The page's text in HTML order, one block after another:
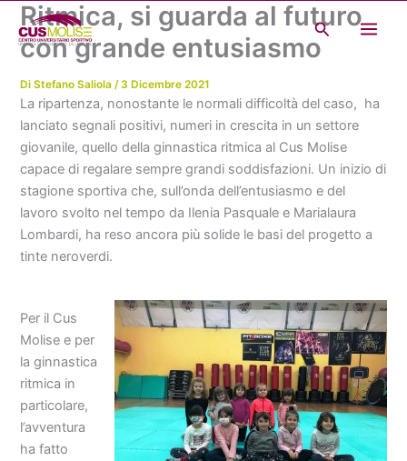
contenuto
Cerca
Ritmica, si guarda al futuro
con grande entusiasmo
DiStefano Saliola/3 Dicembre 2021
La ripartenza, nonostante le normali difficoltà del caso, ha
lanciato segnali positivi, numeri in crescita in un settore
giovanile, quello della ginnastica ritmica al Cus Molise
capace di regalare sempre grandi soddisfazioni. Un inizio di
stagione sportiva che, sull’onda dell’entusiasmo e del
lavoro svolto nel tempo da Ilenia Pasquale e Marialaura
Lombardi, ha reso ancora più solide le basi del progetto a
tinte neroverdi.
Per il Cus
Molise e per
la ginnastica
ritmica in
particolare,
l’avventura
ha fatto